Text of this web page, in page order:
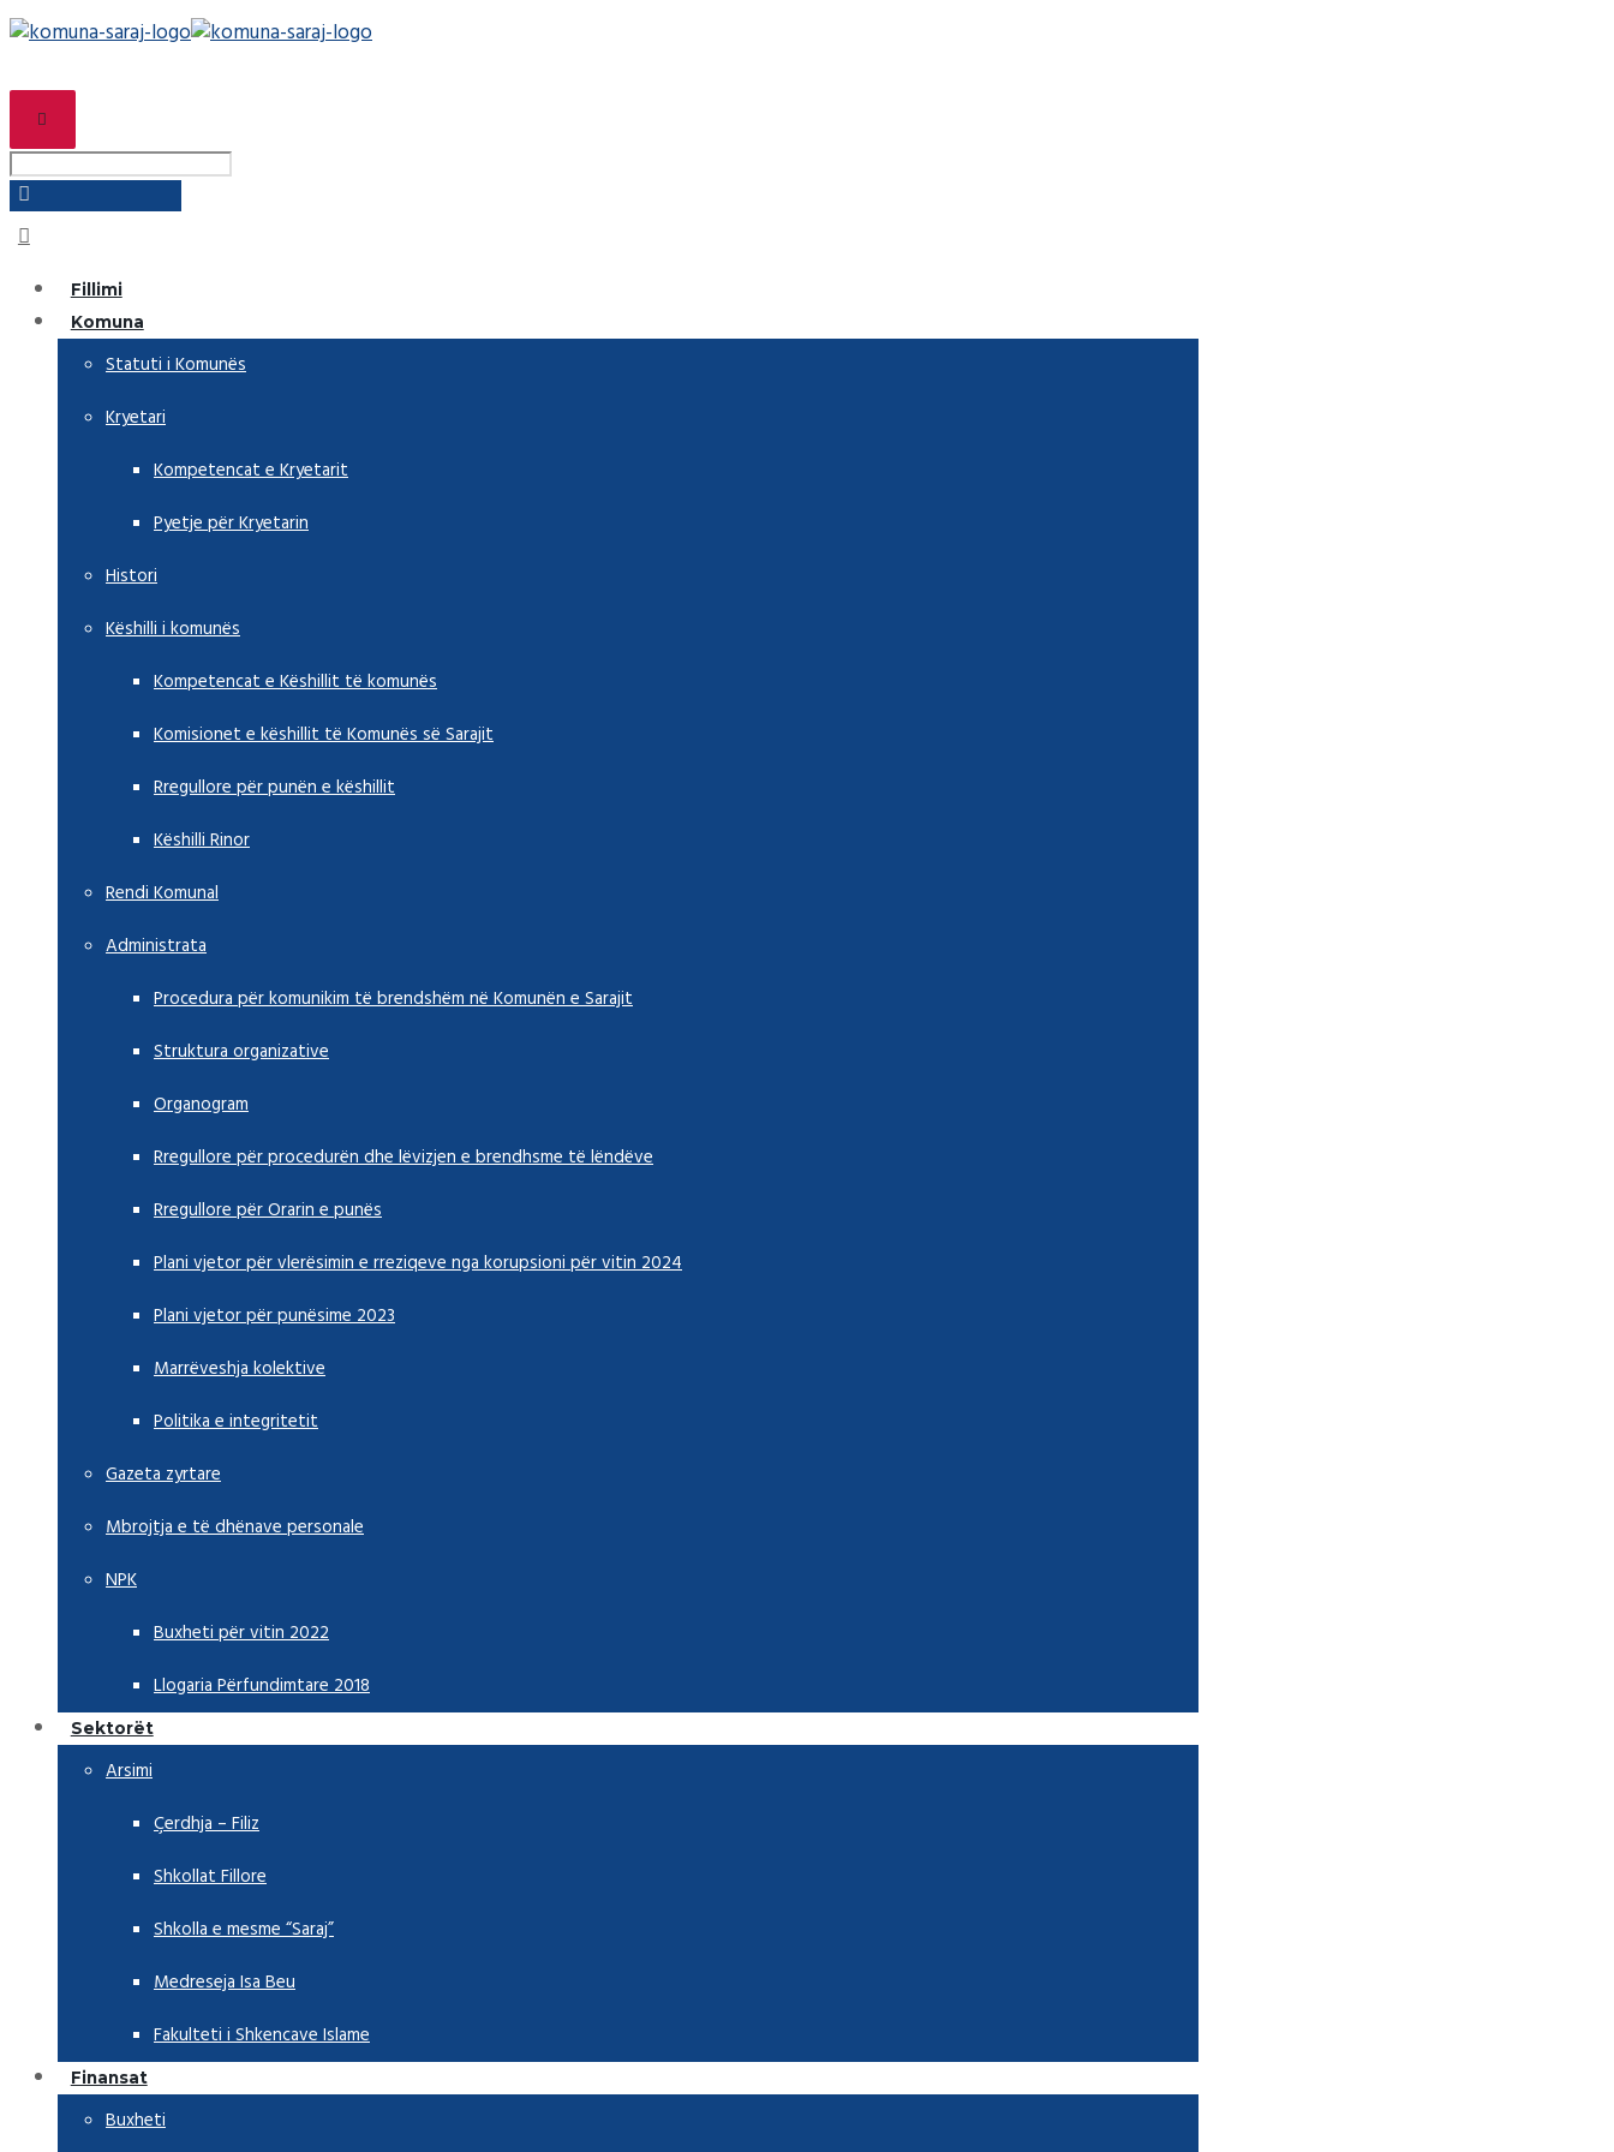
Fillimi
Komuna
Statuti i Komunës
Kryetari
Kompetencat e Kryetarit
Pyetje për Kryetarin
Histori
Këshilli i komunës
Kompetencat e Këshillit të komunës
Komisionet e këshillit të Komunës së Sarajit
Rregullore për punën e këshillit
Këshilli Rinor
Rendi Komunal
Administrata
Procedura për komunikim të brendshëm në Komunën e Sarajit
Struktura organizative
Organogram
Rregullore për procedurën dhe lëvizjen e brendhsme të lëndëve
Rregullore për Orarin e punës
Plani vjetor për vlerësimin e rreziqeve nga korupsioni për vitin 2024
Plani vjetor për punësime 2023
Marrëveshja kolektive
Politika e integritetit
Gazeta zyrtare
Mbrojtja e të dhënave personale
NPK
Buxheti për vitin 2022
Llogaria Përfundimtare 2018
Sektorët
Arsimi
Çerdhja – Filiz
Shkollat Fillore
Shkolla e mesme “Saraj”
Medreseja Isa Beu
Fakulteti i Shkencave Islame
Finansat
Buxheti